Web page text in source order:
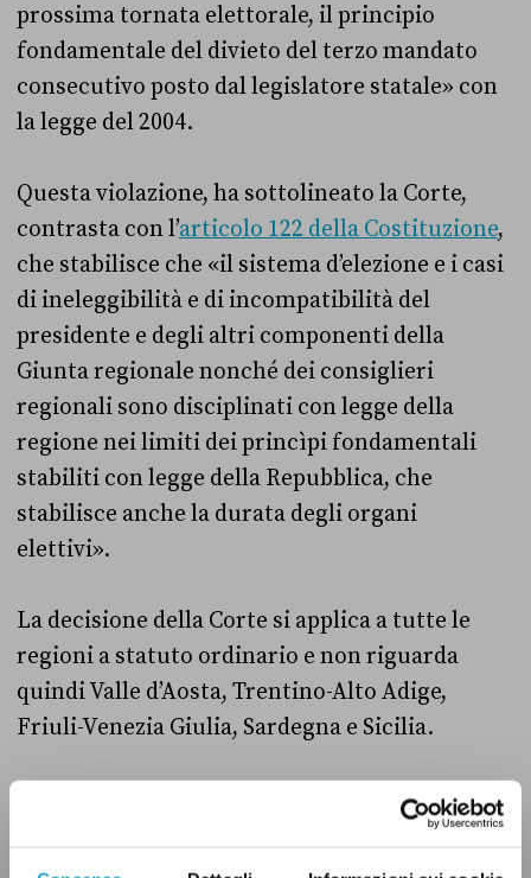
prossima tornata elettorale, il principio
fondamentale del divieto del terzo mandato
consecutivo posto dal legislatore statale» con
la legge del 2004.
Questa violazione, ha sottolineato la Corte,
contrasta con l’articolo 122 della Costituzione,
che stabilisce che «il sistema d’elezione e i casi
di ineleggibilità e di incompatibilità del
presidente e degli altri componenti della
Giunta regionale nonché dei consiglieri
regionali sono disciplinati con legge della
regione nei limiti dei princìpi fondamentali
stabiliti con legge della Repubblica, che
stabilisce anche la durata degli organi
elettivi».
La decisione della Corte si applica a tutte le
regioni a statuto ordinario e non riguarda
quindi Valle d’Aosta, Trentino-Alto Adige,
Friuli-Venezia Giulia, Sardegna e Sicilia.
Con questa sentenza, la Corte Costituzionale
ha dato ragione al governo Meloni, che lo
scorso gennaio aveva presentato ricorso